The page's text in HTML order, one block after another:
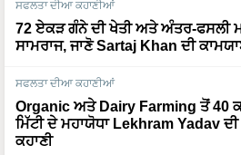
ਸਫਲਤਾ ਦੀਆ ਕਹਾਣੀਆਂ
72 ਏਕੜ ਗੰਨੇ ਦੀ ਖੇਤੀ ਅਤੇ ਅੰਤਰ-ਫਸਲੀ
ਸਾਮਰਾਜ, ਜਾਣੋ Sartaj Khan ਦੀ
ਸਫਲਤਾ ਦੀਆ ਕਹਾਣੀਆਂ
Organic ਅਤੇ Dairy Farming ਤੋਂ 40
ਮਿੱਟੀ ਦੇ ਮਹਾਯੋਧਾ Lekhram Yadav
ਕਹਾਣੀ